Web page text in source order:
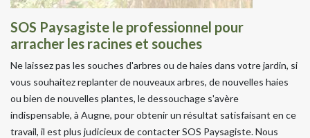
SOS Paysagiste le professionnel pour
arracher les racines et souches
Ne laissez pas les souches d'arbres ou de haies dans votre jardin, si
vous souhaitez replanter de nouveaux arbres, de nouvelles haies
ou bien de nouvelles plantes, le dessouchage s'avère
indispensable, à Augne, pour obtenir un résultat satisfaisant en ce
travail, il est plus judicieux de contacter SOS Paysagiste. Nous